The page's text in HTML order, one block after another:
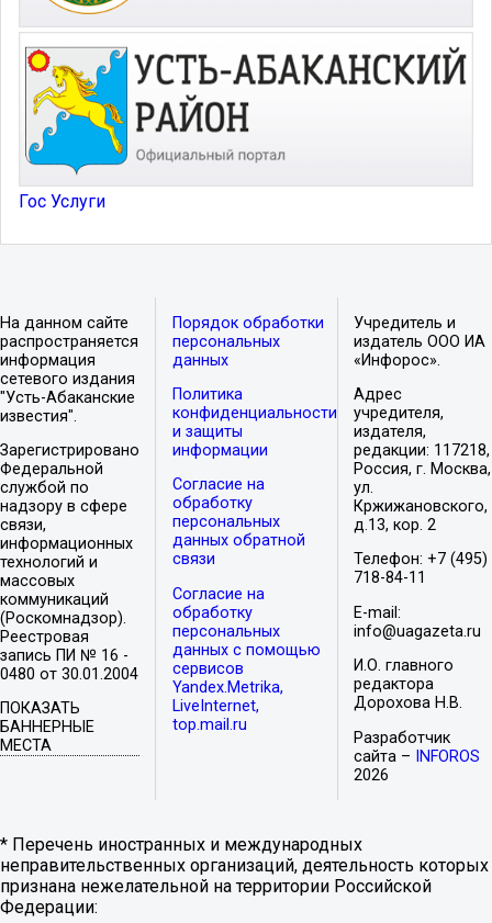
Гос Услуги
На данном сайте
распространяется
информация
сетевого издания
"Усть-Абаканские
известия".
Зарегистрировано
Федеральной
службой по
надзору в сфере
связи,
информационных
технологий и
массовых
коммуникаций
(Роскомнадзор).
Реестровая
запись ПИ № 16 -
0480 от 30.01.2004
ПОКАЗАТЬ
БАННЕРНЫЕ
МЕСТА
Порядок обработки
персональных
данных
Политика
конфиденциальности
и защиты
информации
Согласие на
обработку
персональных
данных обратной
связи
Согласие на
обработку
персональных
данных с помощью
сервисов
Yandex.Metrika,
LiveInternet,
top.mail.ru
Учредитель и
издатель ООО ИА
«Инфорос».
Адрес
учредителя,
издателя,
редакции: 117218,
Россия, г. Москва,
ул.
Кржижановского,
д.13, кор. 2
Телефон: +7 (495)
718-84-11
E-mail:
info@uagazeta.ru
И.О. главного
редактора
Дорохова Н.В.
Разработчик
сайта –
INFOROS
2026
* Перечень иностранных и международных
неправительственных организаций, деятельность которых
признана нежелательной на территории Российской
Федерации: